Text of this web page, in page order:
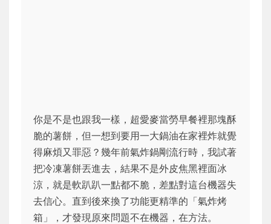
你是不是也跟我一樣，超愛麥當勞早餐裡那塊酥
脆的薯餅，但一想到要用一大鍋油在家裡炸就覺
得麻煩又罪惡？幾年前氣炸鍋剛流行時，我試著
把冷凍薯餅丟進去，結果不是外皮焦黑裡面冰
涼，就是軟趴趴一點都不脆，差點對這台機器失
去信心。直到後來換了功能更精準的「氣炸烤
箱」，才發現原來問題不在機器，在方法。